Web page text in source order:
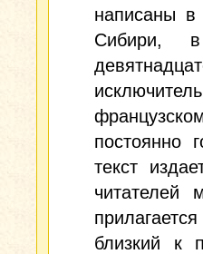
написаны
Сибири,
постоянно
текст
читателей
близкий к